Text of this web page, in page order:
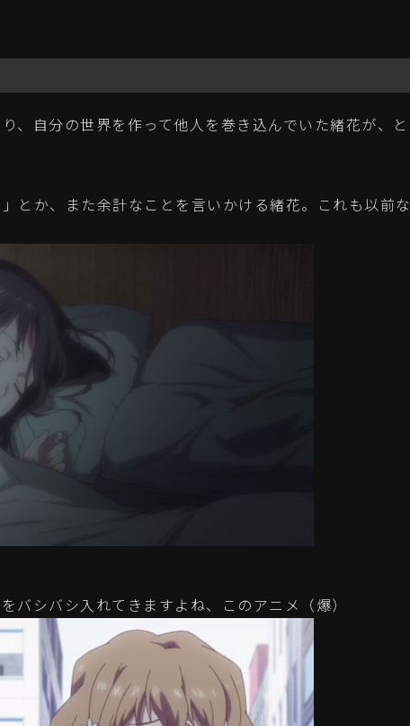
、自分の世界を作って他人を巻き込んでいた緒花が、と
とか、また余計なことを言いかける緒花。これも以前な
バシバシ入れてきますよね、このアニメ（爆）